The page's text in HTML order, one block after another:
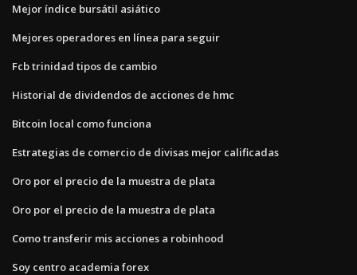
Mejor índice bursátil asiático
Mejores operadores en línea para seguir
Fcb trinidad tipos de cambio
Historial de dividendos de acciones de hmc
Bitcoin local como funciona
Estrategias de comercio de divisas mejor calificadas
Oro por el precio de la muestra de plata
Oro por el precio de la muestra de plata
Como transferir mis acciones a robinhood
Soy centro academia forex